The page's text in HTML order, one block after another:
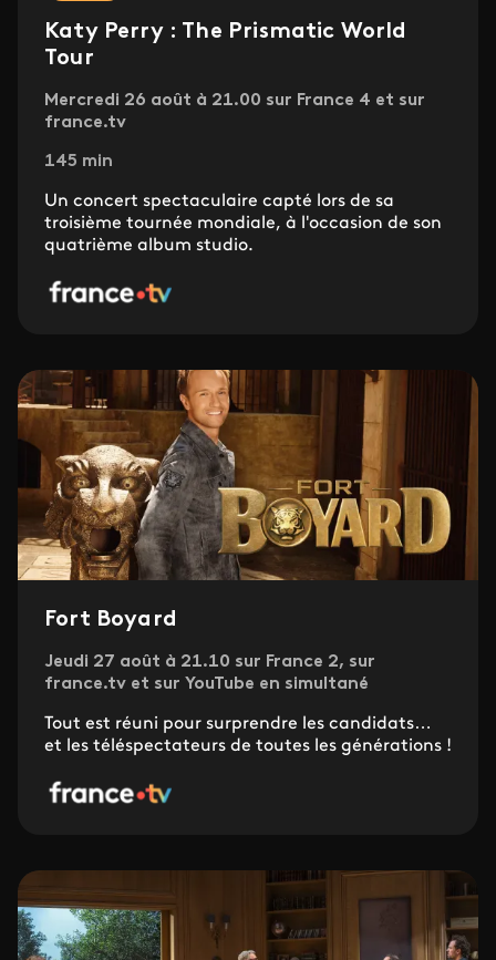
Katy Perry : The Prismatic World
Tour
Mercredi 26 août à 21.00 sur France 4 et sur
france.tv
145 min
Un concert spectaculaire capté lors de sa
troisième tournée mondiale, à l'occasion de son
quatrième album studio.
Fort Boyard
Jeudi 27 août à 21.10 sur France 2, sur
france.tv et sur YouTube en simultané
Tout est réuni pour surprendre les candidats…
et les téléspectateurs de toutes les générations !